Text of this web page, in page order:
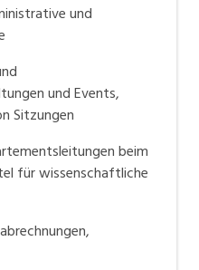
und
und Events,
Sitzungen
beim
für wissenschaftliche